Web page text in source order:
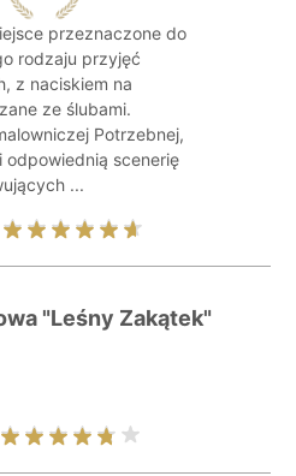
przeznaczone do
rodzaju przyjęć
z naciskiem na
ze ślubami.
Potrzebnej,
scenerię
...
"Leśny Zakątek"